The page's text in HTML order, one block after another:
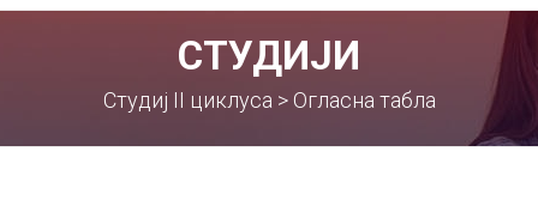
СТУДИЈИ
Студиј II циклуса > Огласна табла